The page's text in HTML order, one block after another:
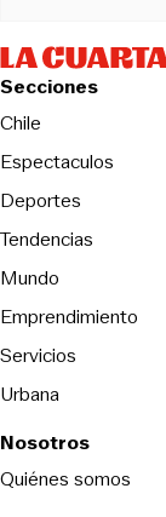
Secciones
Chile
Espectaculos
Deportes
Tendencias
Mundo
Emprendimiento
Servicios
Urbana
Nosotros
Quiénes somos